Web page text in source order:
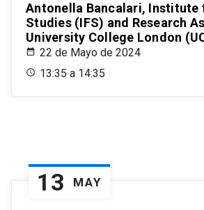
Antonella Bancalari, Institute
Studies (IFS) and Research
University College London
22 de Mayo de 2024
13:35 a 14:35
13 MAY